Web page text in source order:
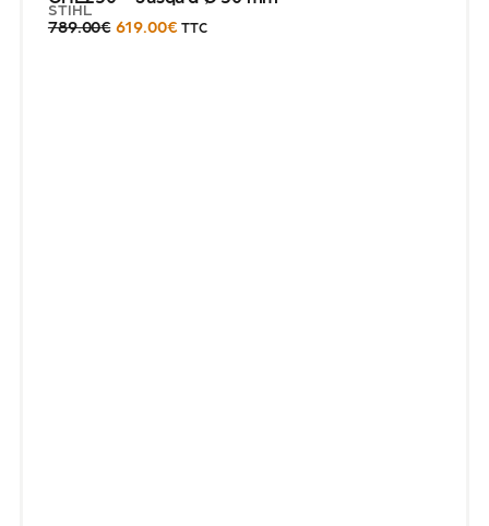
STIHL
789.00€ 619.00€ TTC